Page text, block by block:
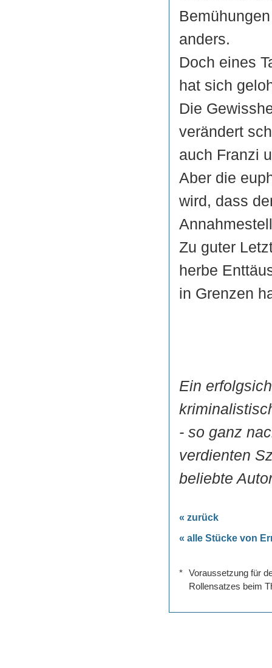
anders.
Doch eines
hat sich
Die
verändert
auch Franzi
Aber die
wird, dass
Zu guter
herbe
in Grenzen
Ein
- so ganz
verdienten
beliebte
« zurück
« alle Stücke von
*
Voraussetzung für
Rollensatzes beim